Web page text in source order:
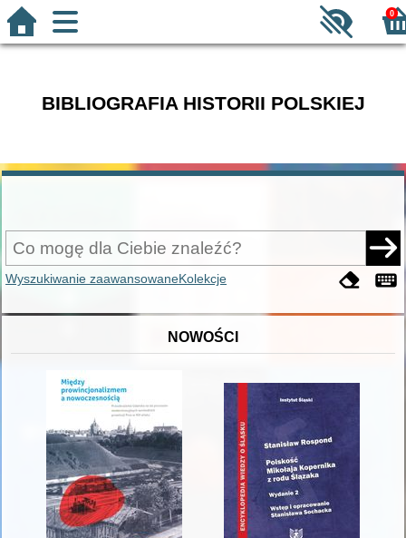
0
BIBLIOGRAFIA HISTORII POLSKIEJ
Wyszukiwanie zaawansowaneKolekcje
NOWOŚCI